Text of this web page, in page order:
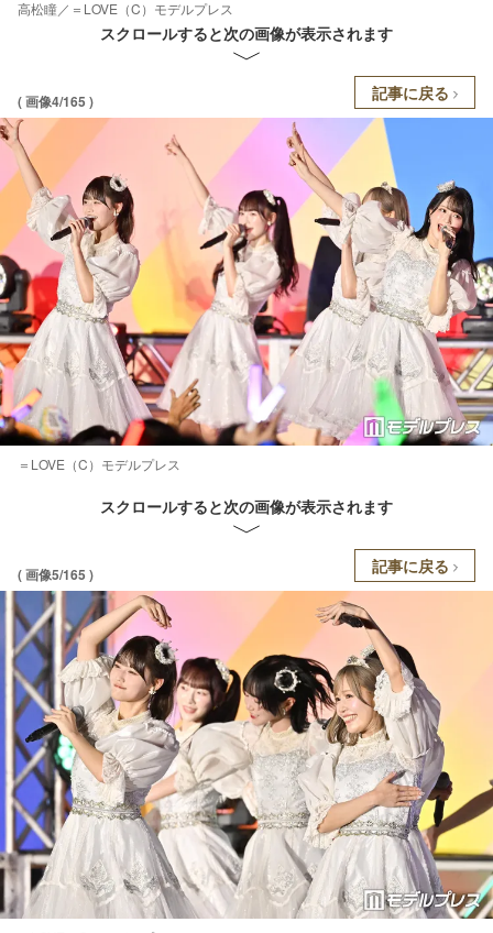
高松瞳／＝LOVE（C）モデルプレス
スクロールすると次の画像が表示されます
( 画像4/165 ) 記事に戻る
＝LOVE（C）モデルプレス
スクロールすると次の画像が表示されます
( 画像5/165 ) 記事に戻る